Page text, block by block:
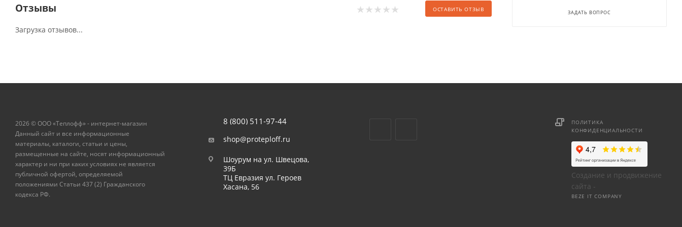
Отзывы ОСТАВИТЬ ОТЗЫВ
Загрузка отзывов...
ЗАДАТЬ ВОПРОС
2026 © ООО «Теплофф» - интернет-магазин
Данный сайт и все информационные
материалы, каталоги, статьи и цены,
размещенные на сайте, носят информационный
характер и ни при каких условиях не является
публичной офертой, определяемой
положениями Статьи 437 (2) Гражданского
кодекса РФ.
8 (800) 511-97-44
shop@proteploff.ru
Шоурум на ул. Швецова,
39Б
ТЦ Евразия ул. Героев
Хасана, 56
ПОЛИТИКА
КОНФИДЕНЦИАЛЬНОСТИ
Создание и продвижение
сайта -
BEZE IT COMPANY